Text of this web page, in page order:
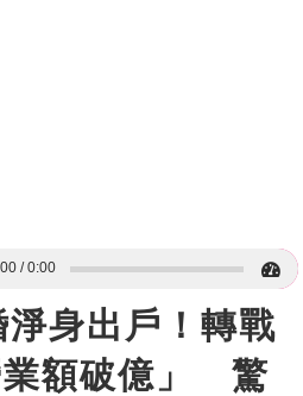
0:00
身出戶！轉戰
業額破億」 驚